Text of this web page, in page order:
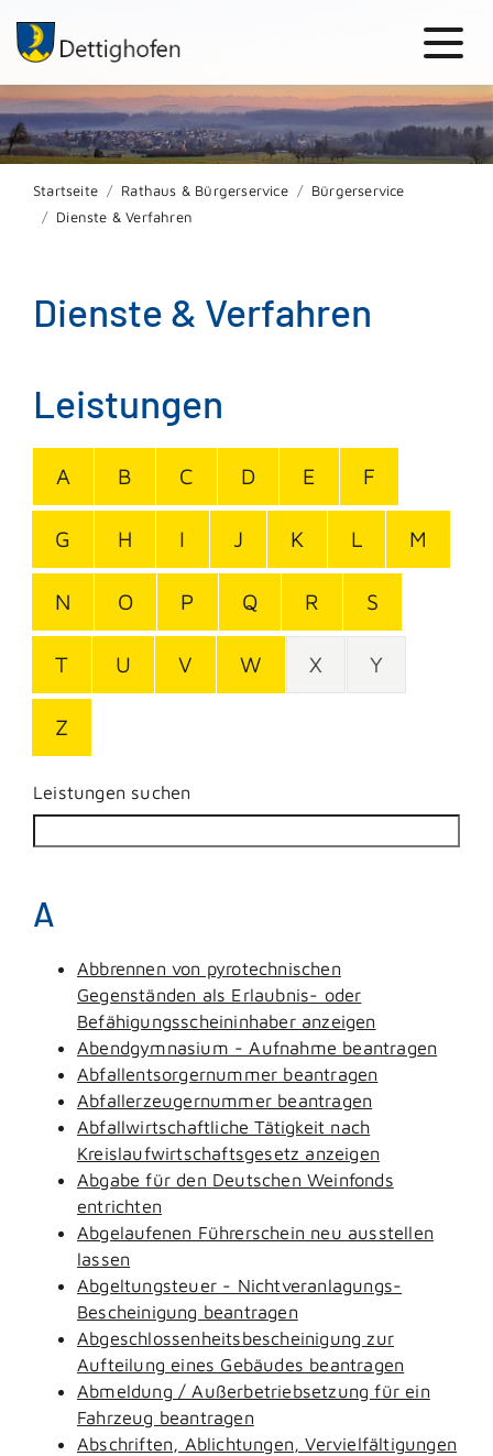
Startseite Rathaus & Bürgerservice
Bürgerservice
Dienste & Verfahren
Dienste & Verfahren
Leistungen
A B C D E F
G H I J K L M
N O P Q R S
T U V W X Y
Z
Leistungen suchen
A
Abbrennen von pyrotechnischen
Gegenständen als Erlaubnis- oder
Befähigungsscheininhaber anzeigen
Abendgymnasium - Aufnahme beantragen
Abfallentsorgernummer beantragen
Abfallerzeugernummer beantragen
Abfallwirtschaftliche Tätigkeit nach
Kreislaufwirtschaftsgesetz anzeigen
Abgabe für den Deutschen Weinfonds
entrichten
Abgelaufenen Führerschein neu ausstellen
lassen
Abgeltungsteuer - Nichtveranlagungs-
Bescheinigung beantragen
Abgeschlossenheitsbescheinigung zur
Aufteilung eines Gebäudes beantragen
Abmeldung / Außerbetriebsetzung für ein
Fahrzeug beantragen
Abschriften, Ablichtungen, Vervielfältigungen